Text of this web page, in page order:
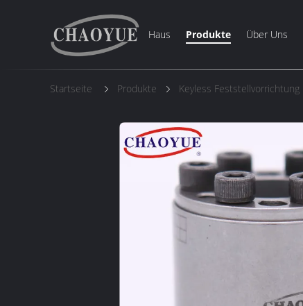
Haus Produkte Über Uns
Startseite Produkte Keyless Feststellvorrichtung